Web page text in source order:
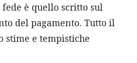
è quello scritto sul
del pagamento. Tutto il
stime e tempistiche